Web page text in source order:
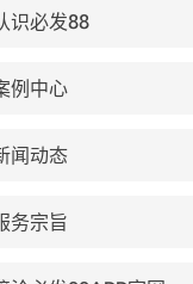
识必发88
例中心
闻动态
务宗旨